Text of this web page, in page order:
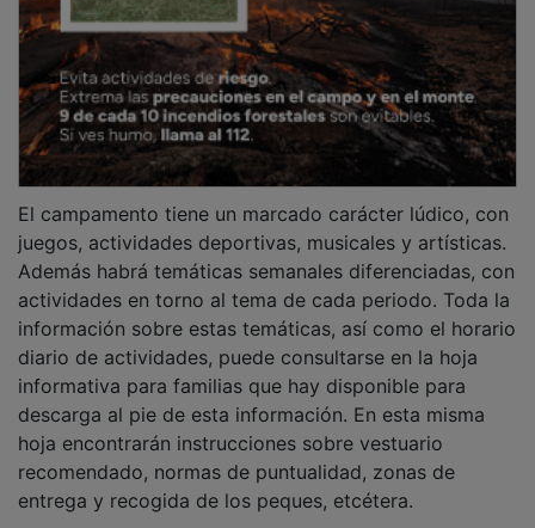
El campamento tiene un marcado carácter lúdico, con
juegos, actividades deportivas, musicales y artísticas.
Además habrá temáticas semanales diferenciadas, con
actividades en torno al tema de cada periodo. Toda la
información sobre estas temáticas, así como el horario
diario de actividades, puede consultarse en la hoja
informativa para familias que hay disponible para
descarga al pie de esta información. En esta misma
hoja encontrarán instrucciones sobre vestuario
recomendado, normas de puntualidad, zonas de
entrega y recogida de los peques, etcétera.